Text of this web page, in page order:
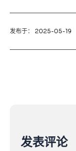
发布于： 2025-05-19
发表评论